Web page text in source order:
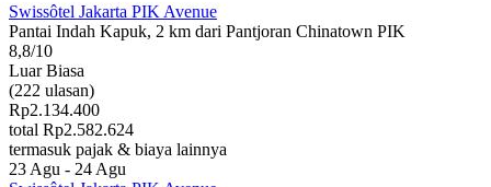
Swissôtel Jakarta PIK Avenue
Pantai Indah Kapuk, 2 km dari Pantjoran Chinatown PIK
8,8/10
Luar Biasa
(222 ulasan)
Rp2.134.400
total Rp2.582.624
termasuk pajak & biaya lainnya
23 Agu - 24 Agu